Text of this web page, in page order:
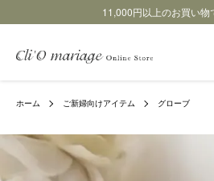
11,000円以上のお買い物
ホーム ご新婦向けアイテム グローブ